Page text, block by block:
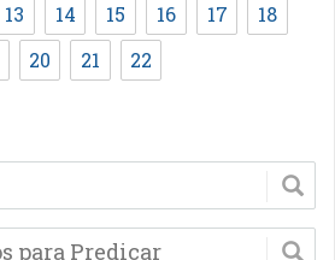
13 14 15 16 17
18
20 21 22